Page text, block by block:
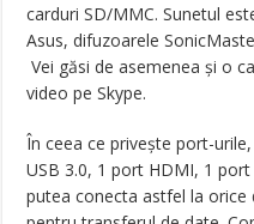
carduri SD/MMC. Sunetul
Asus, difuzoarele
Vei găsi de asemenea și o
video pe Skype.
În ceea ce privește port-
USB 3.0, 1 port HDMI, 1
putea conecta astfel la